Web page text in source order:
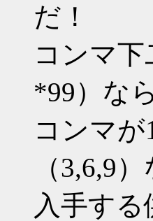
だ！
コンマ
*99）な
コンマ
（3,6,9
入手す